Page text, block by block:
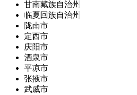
甘南藏族自治州
临夏回族自治州
陇南市
定西市
庆阳市
酒泉市
平凉市
张掖市
武威市